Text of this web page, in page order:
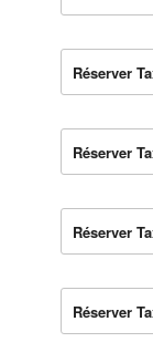
Réserver
Réserver
Réserver
Réserver